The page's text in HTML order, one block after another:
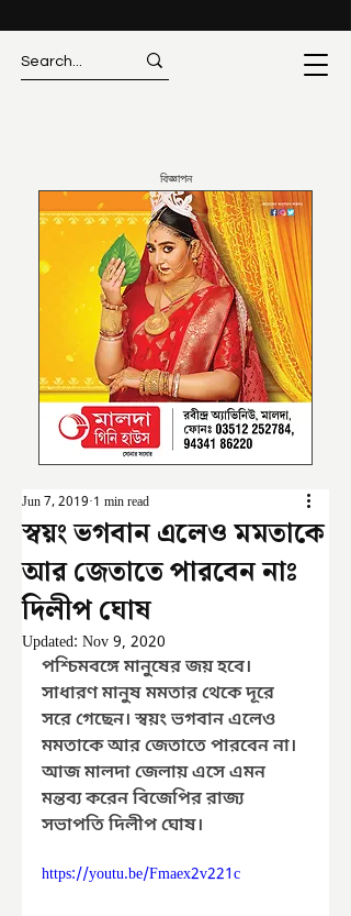
বিজ্ঞাপন
স্বয়ং ভগবান এলেও মমতাকে
আর জেতাতে পারবেন নাঃ
দিলীপ ঘোষ
Jun 7, 2019 1 min read
Updated: Nov 9, 2020
পশ্চিমবঙ্গে মানুষের জয় হবে।
সাধারণ মানুষ মমতার থেকে দূরে
সরে গেছেন। স্বয়ং ভগবান এলেও
মমতাকে আর জেতাতে পারবেন না।
আজ মালদা জেলায় এসে এমন
মন্তব্য করেন বিজেপির রাজ্য
সভাপতি দিলীপ ঘোষ।
https://youtu.be/Fmaex2v221c